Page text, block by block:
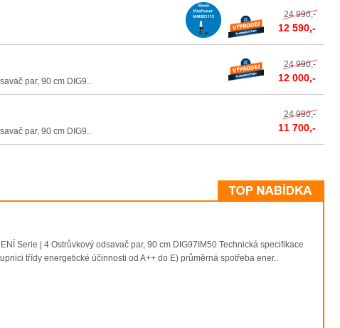
24 990,-
12 590,-
24 990,-
12 000,-
par, 90 cm DIG9..
24 990,-
11 700,-
par, 90 cm DIG9..
Serie | 4 Ostrůvkový odsavač par, 90 cm DIG97IM50 Technická specifikace
třídy energetické účinnosti od A++ do E) průměrná spotřeba ener..